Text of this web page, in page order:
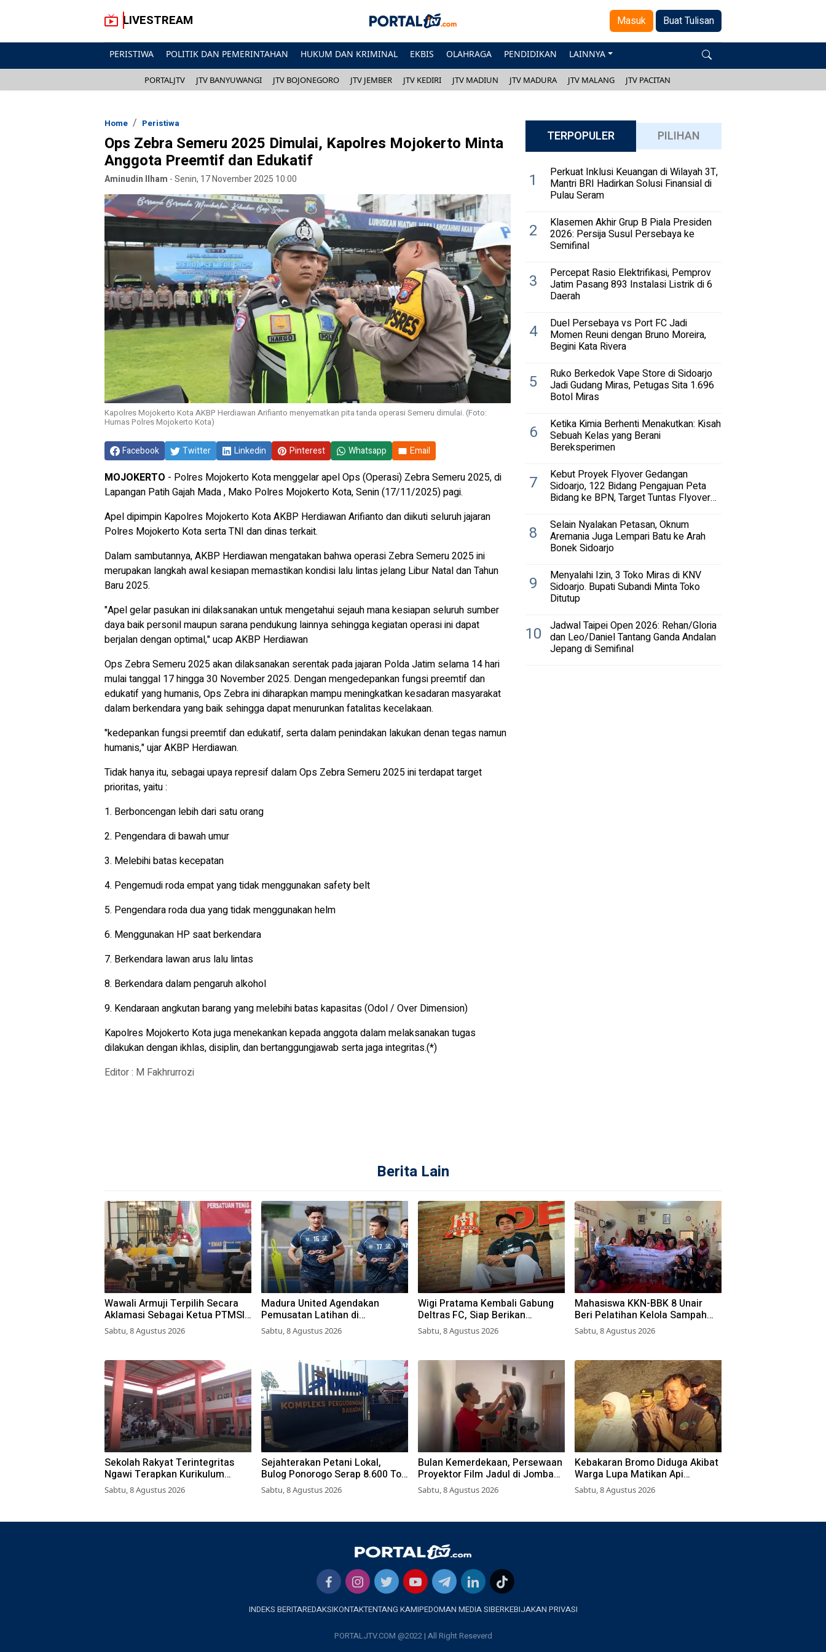
LIVESTREAM Masuk Buat Tulisan
PERISTIWA POLITIK DAN PEMERINTAHAN HUKUM DAN KRIMINAL EKBIS OLAHRAGA PENDIDIKAN LAINNYA
PORTALJTV JTV BANYUWANGI JTV BOJONEGORO JTV JEMBER JTV KEDIRI JTV MADIUN JTV MADURA JTV MALANG JTV PACITAN
Home Peristiwa
Ops Zebra Semeru 2025 Dimulai, Kapolres Mojokerto Minta
Anggota Preemtif dan Edukatif
Aminudin Ilham -Senin, 17 November 2025 10:00
Kapolres Mojokerto Kota AKBP Herdiawan Arifianto menyematkan pita tanda operasi Semeru dimulai. (Foto:
Humas Polres Mojokerto Kota)
Facebook Twitter Linkedin Pinterest Whatsapp Email
MOJOKERTO - Polres Mojokerto Kota menggelar apel Ops (Operasi) Zebra Semeru 2025, di
Lapangan Patih Gajah Mada , Mako Polres Mojokerto Kota, Senin (17/11/2025) pagi.
Apel dipimpin Kapolres Mojokerto Kota AKBP Herdiawan Arifianto dan diikuti seluruh jajaran
Polres Mojokerto Kota serta TNI dan dinas terkait.
Dalam sambutannya, AKBP Herdiawan mengatakan bahwa operasi Zebra Semeru 2025 ini
merupakan langkah awal kesiapan memastikan kondisi lalu lintas jelang Libur Natal dan Tahun
Baru 2025.
"Apel gelar pasukan ini dilaksanakan untuk mengetahui sejauh mana kesiapan seluruh sumber
daya baik personil maupun sarana pendukung lainnya sehingga kegiatan operasi ini dapat
berjalan dengan optimal," ucap AKBP Herdiawan
Ops Zebra Semeru 2025 akan dilaksanakan serentak pada jajaran Polda Jatim selama 14 hari
mulai tanggal 17 hingga 30 November 2025. Dengan mengedepankan fungsi preemtif dan
edukatif yang humanis, Ops Zebra ini diharapkan mampu meningkatkan kesadaran masyarakat
dalam berkendara yang baik sehingga dapat menurunkan fatalitas kecelakaan.
"kedepankan fungsi preemtif dan edukatif, serta dalam penindakan lakukan denan tegas namun
humanis," ujar AKBP Herdiawan.
Tidak hanya itu, sebagai upaya represif dalam Ops Zebra Semeru 2025 ini terdapat target
prioritas, yaitu :
1. Berboncengan lebih dari satu orang
2. Pengendara di bawah umur
3. Melebihi batas kecepatan
4. Pengemudi roda empat yang tidak menggunakan safety belt
5. Pengendara roda dua yang tidak menggunakan helm
6. Menggunakan HP saat berkendara
7. Berkendara lawan arus lalu lintas
8. Berkendara dalam pengaruh alkohol
9. Kendaraan angkutan barang yang melebihi batas kapasitas (Odol / Over Dimension)
Kapolres Mojokerto Kota juga menekankan kepada anggota dalam melaksanakan tugas
dilakukan dengan ikhlas, disiplin, dan bertanggungjawab serta jaga integritas.(*)
Editor : M Fakhrurrozi
TERPOPULER PILIHAN
1 Perkuat Inklusi Keuangan di Wilayah 3T,
Mantri BRI Hadirkan Solusi Finansial di
Pulau Seram
2 Klasemen Akhir Grup B Piala Presiden
2026: Persija Susul Persebaya ke
Semifinal
3 Percepat Rasio Elektrifikasi, Pemprov
Jatim Pasang 893 Instalasi Listrik di 6
Daerah
4 Duel Persebaya vs Port FC Jadi
Momen Reuni dengan Bruno Moreira,
Begini Kata Rivera
5 Ruko Berkedok Vape Store di Sidoarjo
Jadi Gudang Miras, Petugas Sita 1.696
Botol Miras
6 Ketika Kimia Berhenti Menakutkan: Kisah
Sebuah Kelas yang Berani
Bereksperimen
7 Kebut Proyek Flyover Gedangan
Sidoarjo, 122 Bidang Pengajuan Peta
Bidang ke BPN, Target Tuntas Flyover
8 Selain Nyalakan Petasan, Oknum
Aremania Juga Lempari Batu ke Arah
Bonek Sidoarjo
9 Menyalahi Izin, 3 Toko Miras di KNV
Sidoarjo. Bupati Subandi Minta Toko
Ditutup
10 Jadwal Taipei Open 2026: Rehan/Gloria
dan Leo/Daniel Tantang Ganda Andalan
Jepang di Semifinal
Berita Lain
Wawali Armuji Terpilih Secara
Aklamasi Sebagai Ketua PTMSI
Kota Surabaya
Sabtu, 8 Agustus 2026
Madura United Agendakan
Pemusatan Latihan di
Yogyakarta
Sabtu, 8 Agustus 2026
Wigi Pratama Kembali Gabung
Deltras FC, Siap Berikan
Performa Terbaik
Sabtu, 8 Agustus 2026
Mahasiswa KKN-BBK 8 Unair
Beri Pelatihan Kelola Sampah
Organik ke Warga Simokerto
Surabaya
Sabtu, 8 Agustus 2026
Sekolah Rakyat Terintegritas
Ngawi Terapkan Kurikulum
Berbasis Asrama
Sabtu, 8 Agustus 2026
Sejahterakan Petani Lokal,
Bulog Ponorogo Serap 8.600 Ton
Jagung
Sabtu, 8 Agustus 2026
Bulan Kemerdekaan, Persewaan
Proyektor Film Jadul di Jombang
Meningkat
Sabtu, 8 Agustus 2026
Kebakaran Bromo Diduga Akibat
Warga Lupa Matikan Api
Perapian di Jalur Tradisional
Sabtu, 8 Agustus 2026
INDEKS BERITAREDAKSIKONTAKTENTANG KAMIPEDOMAN MEDIA SIBERKEBIJAKAN PRIVASI
PORTALJTV.COM @2022 | All Right Reseverd